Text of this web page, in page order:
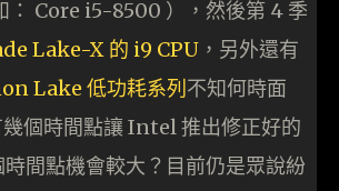
： Core i5-8500 ），然後第 4 季
Lake-X 的 i9 CPU ，另外還有
Lake 低功耗系列 不知何時面
個時間點讓 Intel 推出修正好的
間點機會較大？目前仍是眾說紛